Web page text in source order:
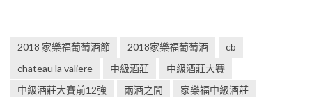
2018 家樂福葡萄酒節 2018家樂福葡萄酒
cb
chateau la valiere
中級酒莊
中級酒莊大賽
中級酒莊大賽前12強
兩酒之間
家樂福中級酒莊